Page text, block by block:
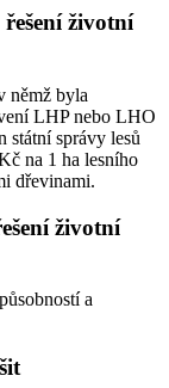
životní
němž byla
LHP nebo LHO
státní správy lesů
na 1 ha lesního
dřevinami.
životní
a